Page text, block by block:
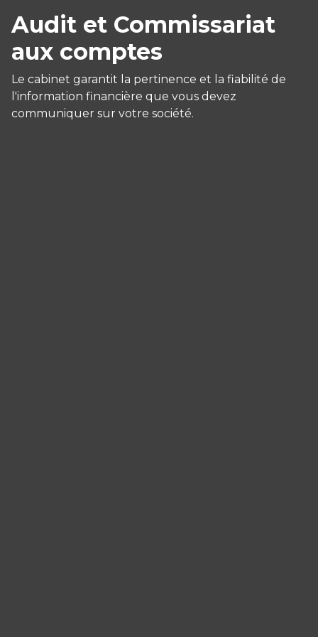
Audit et Commissariat
aux comptes
Le cabinet garantit la pertinence et la fiabilité de
l'information financière que vous devez
communiquer sur votre société.